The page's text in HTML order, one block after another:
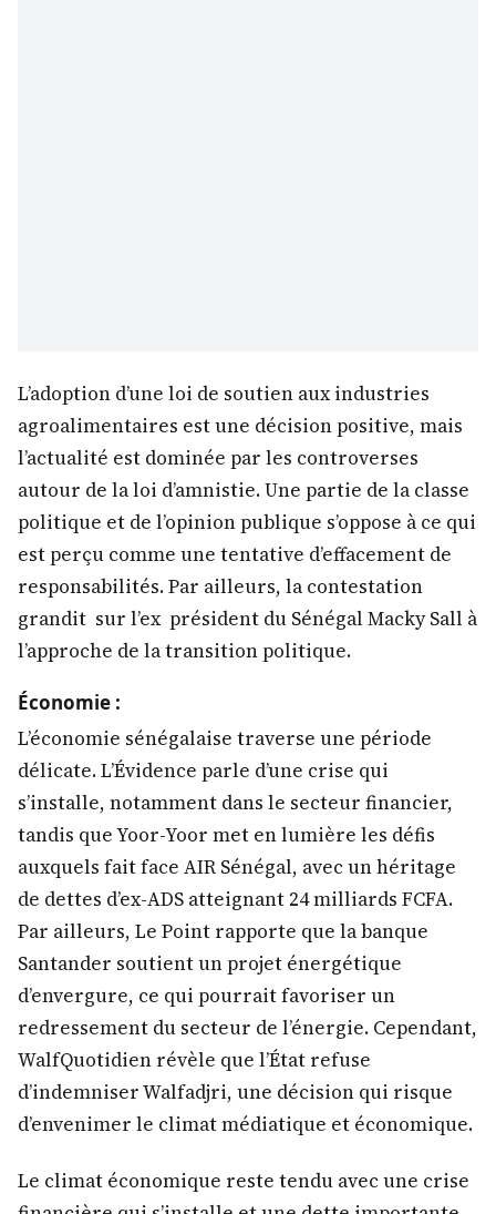
L’adoption d’une loi de soutien aux industries
agroalimentaires est une décision positive, mais
l’actualité est dominée par les controverses
autour de la loi d’amnistie. Une partie de la classe
politique et de l’opinion publique s’oppose à ce qui
est perçu comme une tentative d’effacement de
responsabilités. Par ailleurs, la contestation
grandit sur l’ex président du Sénégal Macky Sall à
l’approche de la transition politique.
Économie :
L’économie sénégalaise traverse une période
délicate. L’Évidence parle d’une crise qui
s’installe, notamment dans le secteur financier,
tandis que Yoor-Yoor met en lumière les défis
auxquels fait face AIR Sénégal, avec un héritage
de dettes d’ex-ADS atteignant 24 milliards FCFA.
Par ailleurs, Le Point rapporte que la banque
Santander soutient un projet énergétique
d’envergure, ce qui pourrait favoriser un
redressement du secteur de l’énergie. Cependant,
WalfQuotidien révèle que l’État refuse
d’indemniser Walfadjri, une décision qui risque
d’envenimer le climat médiatique et économique.
Le climat économique reste tendu avec une crise